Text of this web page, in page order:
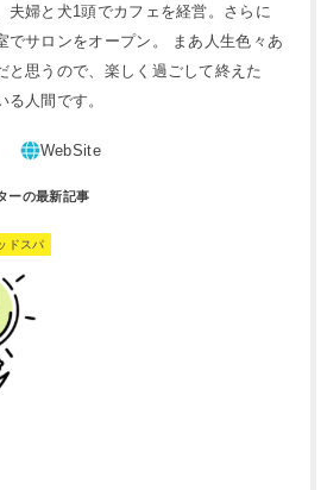
夫婦と犬1頭でカフェを経営。さらに
でサロンをオープン。 まあ人生色々あ
と思うので、楽しく過ごして終えた
人間です。
ドスパ